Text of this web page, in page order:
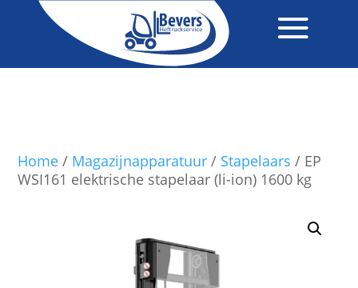
Home / Magazijnapparatuur / Stapelaars / EP
WSI161 elektrische stapelaar (li-ion) 1600 kg